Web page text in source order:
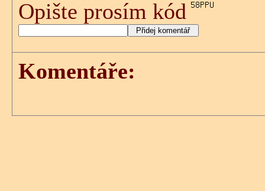
Opište prosím kód
Komentáře: